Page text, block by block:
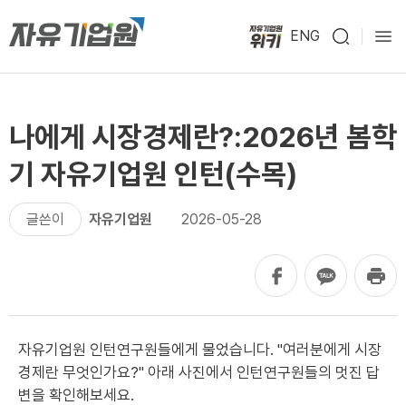
ENG
나에게 시장경제란?:2026년 봄학
기 자유기업원 인턴(수목)
글쓴이 자유기업원 2026-05-28
자유기업원 인턴연구원들에게 물었습니다. "여러분에게 시장
경제란 무엇인가요?" 아래 사진에서 인턴연구원들의 멋진 답
변을 확인해보세요.